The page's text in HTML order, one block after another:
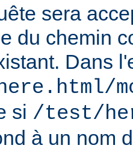
sera
du chemin
Dans
si /test/
à un nom